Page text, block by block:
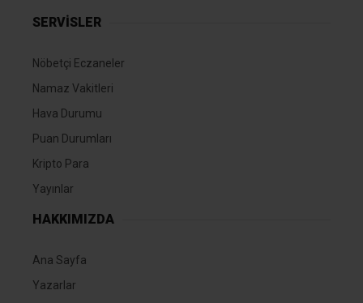
SERVİSLER
Nöbetçi Eczaneler
Namaz Vakitleri
Hava Durumu
Puan Durumları
Kripto Para
Yayınlar
HAKKIMIZDA
Ana Sayfa
Yazarlar